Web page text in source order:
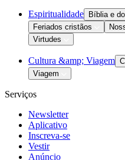
Espiritualidade Bíblia e
Feriados cristãos
Virtudes
Cultura &amp; Viagem
Viagem
Serviços
Newsletter
Aplicativo
Inscreva-se
Vestir
Anúncio